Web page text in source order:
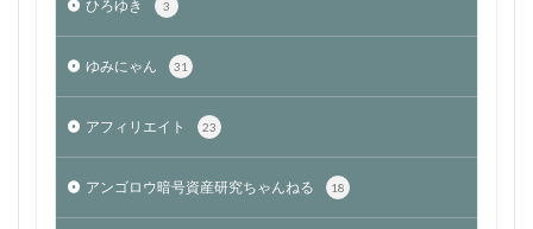
ひろゆき 3
ゆみにゃん 31
アフィリエイト 23
アンゴロウ暗号資産研究ちゃんねる 18